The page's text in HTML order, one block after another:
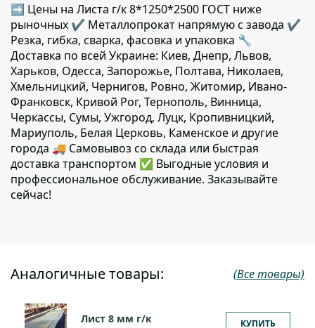
➡ Цены на Листа г/к 8*1250*2500 ГОСТ ниже
рыночных ✔️ Металлопрокат напрямую с завода ✔️
Резка, гибка, сварка, фасовка и упаковка 🔧
Доставка по всей Украине: Киев, Днепр, Львов,
Харьков, Одесса, Запорожье, Полтава, Николаев,
Хмельницкий, Чернигов, Ровно, Житомир, Ивано-
Франковск, Кривой Рог, Тернополь, Винница,
Черкассы, Сумы, Ужгород, Луцк, Кропивницкий,
Мариуполь, Белая Церковь, Каменское и другие
города 🚚 Самовывоз со склада или быстрая
доставка транспортом ✅ Выгодные условия и
профессиональное обслуживание. Заказывайте
сейчас!
Аналогичные товары: (Все товары)
Лист 8 мм г/к КУПИТЬ